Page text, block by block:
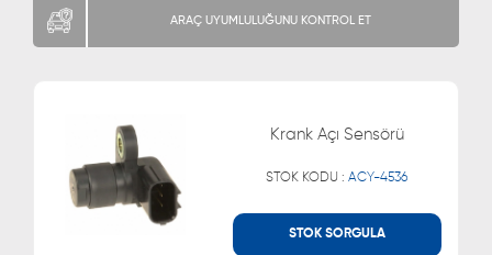
ARAÇ UYUMLULUĞUNU KONTROL ET
Krank Açı Sensörü
STOK KODU :ACY-4536
STOK SORGULA